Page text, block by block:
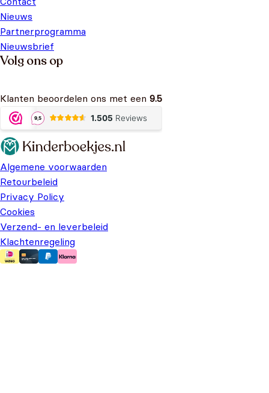
Nieuws
Partnerprogramma
Nieuwsbrief
Volg ons op
Klanten beoordelen ons met een 9.5
Algemene voorwaarden
Retourbeleid
Privacy Policy
Cookies
Verzend- en leverbeleid
Klachtenregeling